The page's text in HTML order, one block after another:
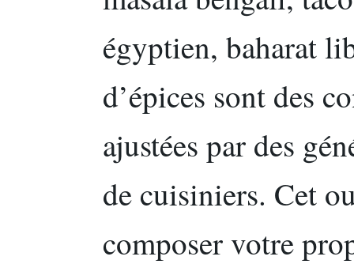
égyptien, baharat
d’épices sont des
ajustées par des
de cuisiniers. Cet
composer votre